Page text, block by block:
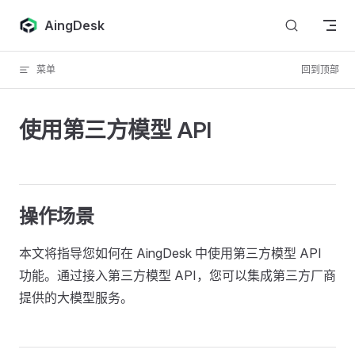
跳转到内容AingDesk
菜单 回到顶部
使用第三方模型 API
操作场景
本文将指导您如何在 AingDesk 中使用第三方模型 API
功能。通过接入第三方模型 API，您可以集成第三方厂商
提供的大模型服务。